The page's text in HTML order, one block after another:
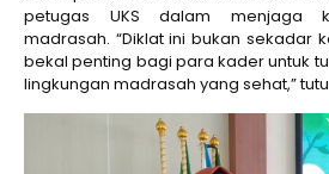
petugas UKS dalam menjaga
madrasah. “Diklat ini bukan sekadar
bekal penting bagi para kader untuk
lingkungan madrasah yang sehat,”